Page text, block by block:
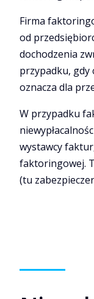
Firma
od
dochodzenia
przypadku, gdy
oznacza dla
W przypadku
wystawcy
faktoringowej.
(tu